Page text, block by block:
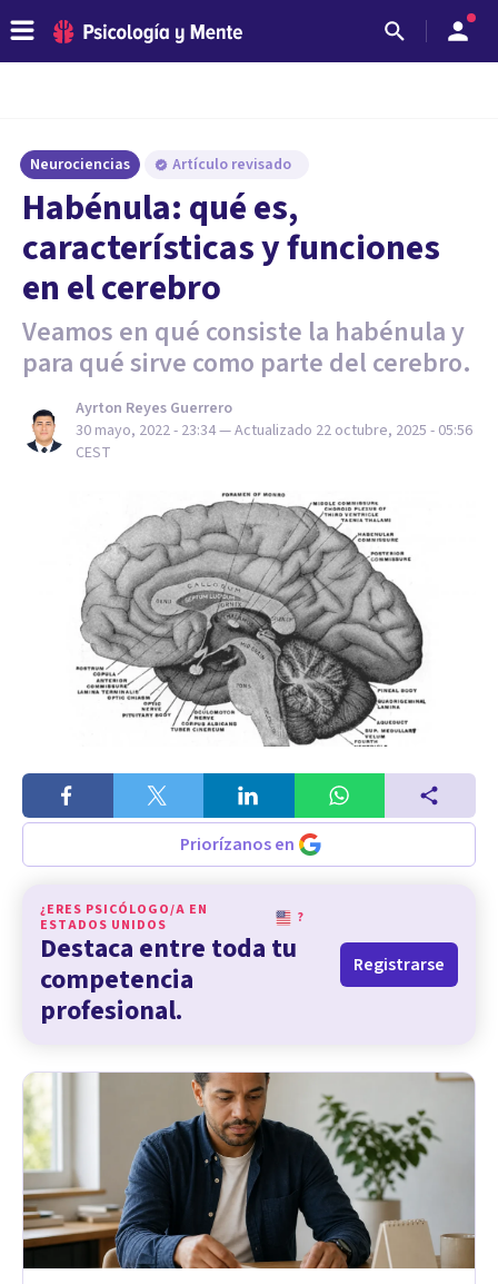
Neurociencias Artículo revisado
Habénula: qué es,
características y funciones
en el cerebro
Veamos en qué consiste la habénula y
para qué sirve como parte del cerebro.
Ayrton Reyes Guerrero
30 mayo, 2022 - 23:34— Actualizado 22 octubre, 2025 - 05:56
CEST
Priorízanos en
¿ERES PSICÓLOGO/A EN
ESTADOS UNIDOS
?
Destaca entre toda tu
competencia
profesional.
Registrarse